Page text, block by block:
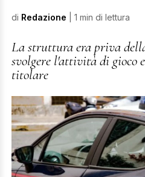
di Redazione | 1 min di lettura
La struttura era priva
svolgere l'attività di gioco
titolare